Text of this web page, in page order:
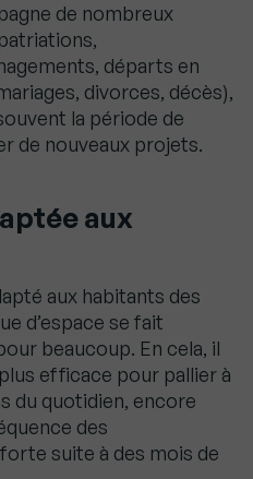
de nombreux
départs en
divorces, décès),
la période de
de nouveaux projets.
aux
aux habitants des
d’espace se fait
beaucoup. En cela, il
efficace pour pallier à
du quotidien, encore
des
suite à des mois de